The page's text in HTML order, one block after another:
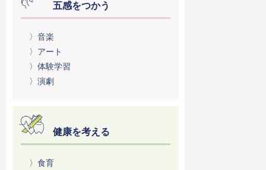
五感をつかう
〉音楽
〉アート
〉体験学習
〉演劇
健康を考える
〉食育